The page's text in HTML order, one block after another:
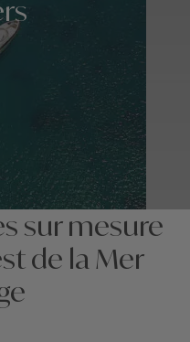
sur mesure
de la Mer